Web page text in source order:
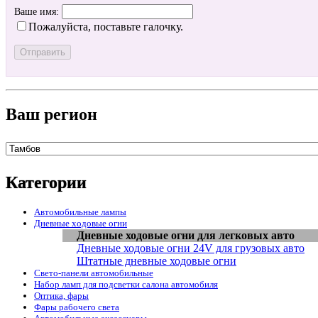
Ваше имя:
Пожалуйста, поставьте галочку.
Ваш регион
Категории
Автомобильные лампы
Дневные ходовые огни
Дневные ходовые огни для легковых авто
Дневные ходовые огни 24V для грузовых авто
Штатные дневные ходовые огни
Свето-панели автомобильные
Набор ламп для подсветки салона автомобиля
Оптика, фары
Фары рабочего света